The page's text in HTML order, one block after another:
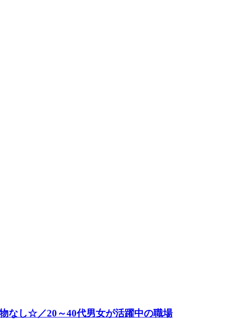
なし☆／20～40代男女が活躍中の職場